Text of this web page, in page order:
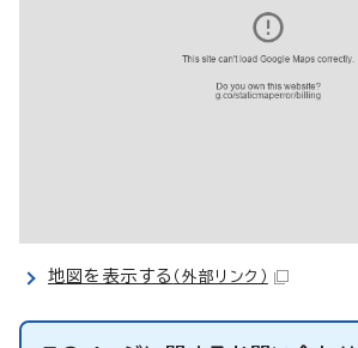
地図を表示する （外部リンク）